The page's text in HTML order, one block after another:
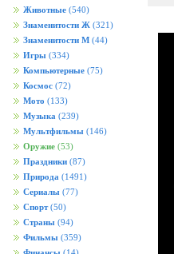
Животные (540)
Знаменитости Ж (321)
Знаменитости М (44)
Игры (334)
Компьютерные (75)
Космос (72)
Мото (133)
Музыка (239)
Мультфильмы (146)
Оружие (53)
Праздники (87)
Природа (1491)
Сериалы (77)
Спорт (50)
Страны (94)
Фильмы (359)